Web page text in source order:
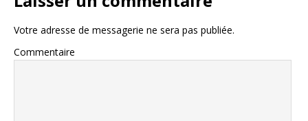
Votre adresse de messagerie ne sera pas publiée.
Commentaire